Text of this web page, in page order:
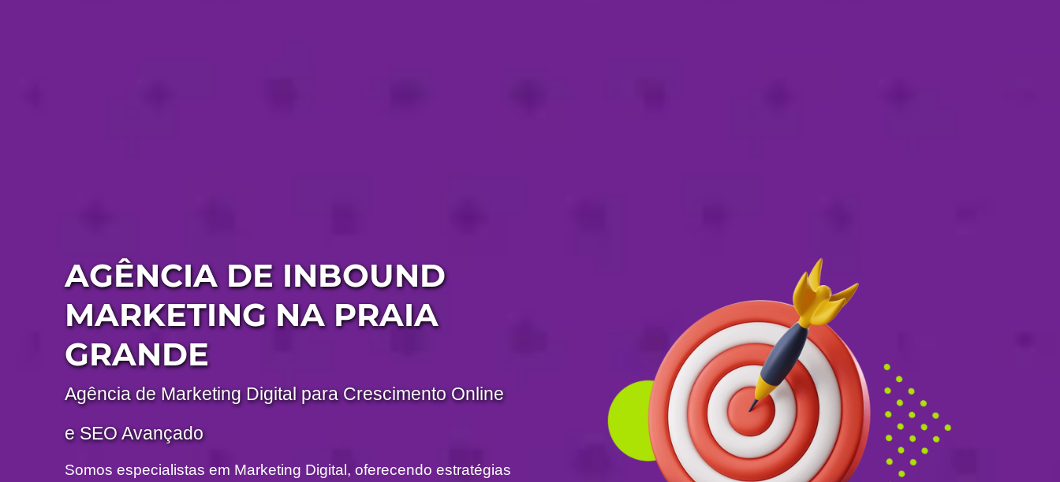
AGÊNCIA DE INBOUND
MARKETING NA PRAIA
GRANDE
Agência de Marketing Digital para Crescimento Online
e SEO Avançado
Somos especialistas em Marketing Digital, oferecendo estratégias